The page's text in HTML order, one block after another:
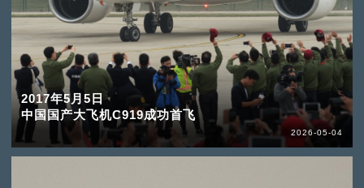
2017年5月5日
中国国产大飞机C919成功首飞
2026-05-04